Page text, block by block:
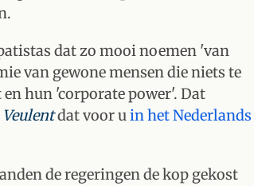
dat zo mooi noemen 'van
van gewone mensen die niets te
hun 'corporate power'. Dat
Veulentdat voor uin het Nederlands
de regeringen de kop gekost